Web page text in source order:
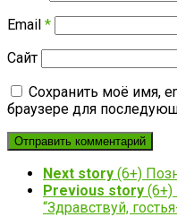
Email *
Сайт
Сохранить моё имя,
браузере для
Next story (6+)
Previous story (6+)
“Здравствуй,